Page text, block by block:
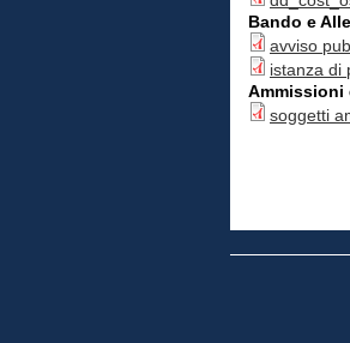
Bando e
avviso
istanza di
Ammissioni
soggetti